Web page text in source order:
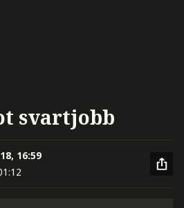
svartjobb
16:59